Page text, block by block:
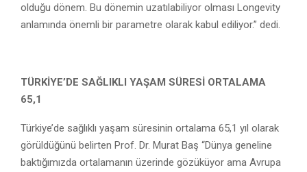
olduğu dönem. Bu dönemin uzatılabiliyor olması Longevity
anlamında önemli bir parametre olarak kabul ediliyor.” dedi.
TÜRKİYE’DE SAĞLIKLI YAŞAM SÜRESİ ORTALAMA
65,1
Türkiye’de sağlıklı yaşam süresinin ortalama 65,1 yıl olarak
görüldüğünü belirten Prof. Dr. Murat Baş “Dünya geneline
baktığımızda ortalamanın üzerinde gözüküyor ama Avrupa